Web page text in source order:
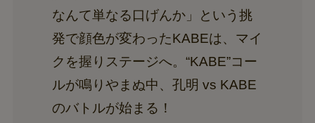
なんて単なる口げんか」という挑
発で顔色が変わったKABEは、マイ
クを握りステージへ。“KABE”コー
ルが鳴りやまぬ中、孔明 vs KABE
のバトルが始まる！